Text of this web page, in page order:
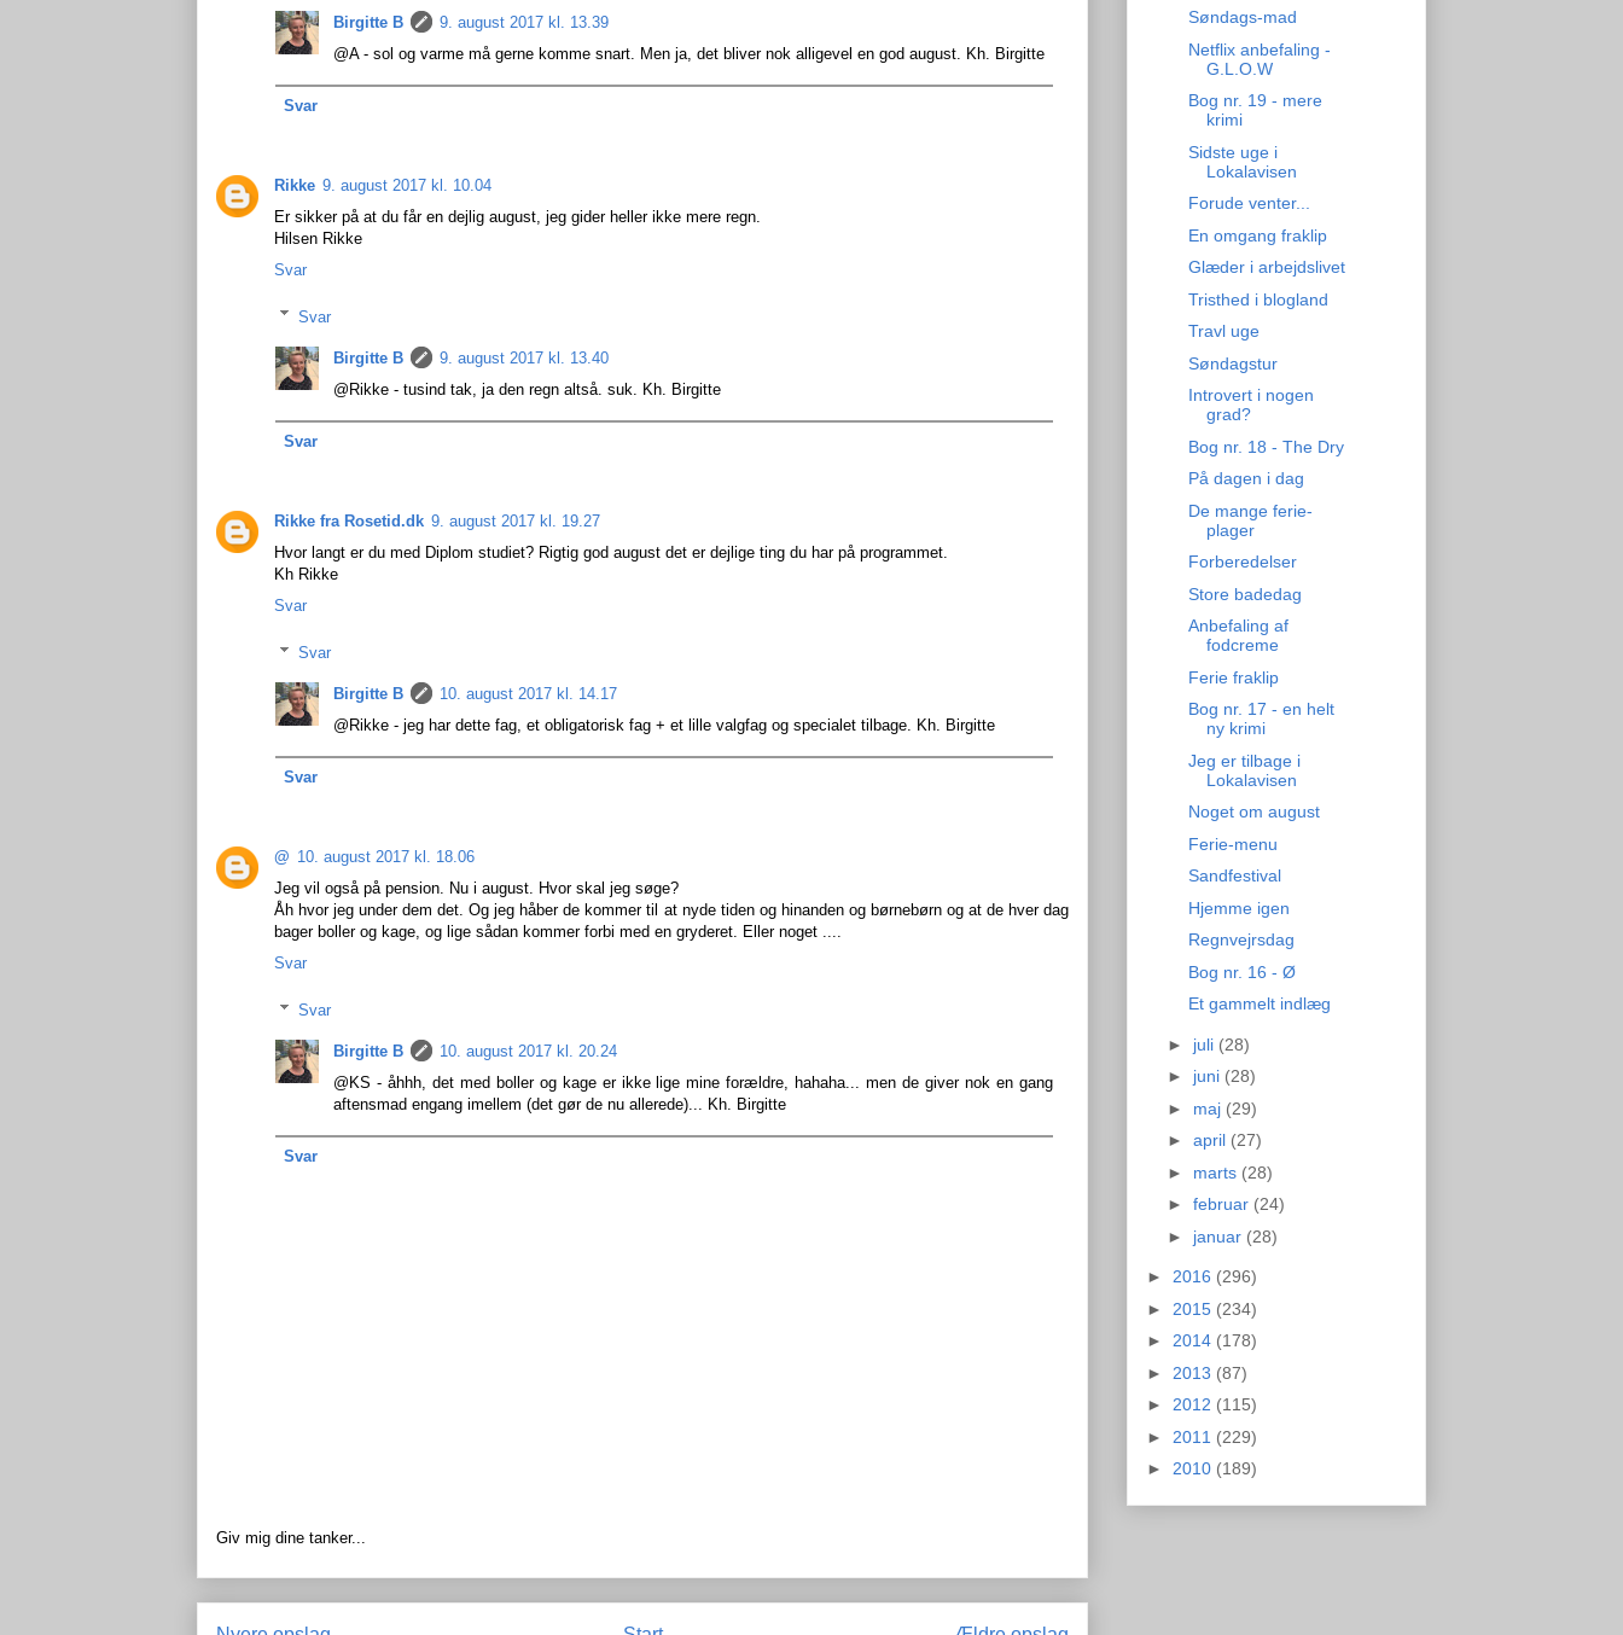
Birgitte B
9. august 2017 kl. 13.39
@A - sol og varme må gerne komme snart. Men ja, det bliver nok alligevel en god august. Kh. Birgitte
Svar
Rikke 9. august 2017 kl. 10.04
Er sikker på at du får en dejlig august, jeg gider heller ikke mere regn.
Hilsen Rikke
Svar
Svar
Birgitte B
9. august 2017 kl. 13.40
@Rikke - tusind tak, ja den regn altså. suk. Kh. Birgitte
Svar
Rikke fra Rosetid.dk 9. august 2017 kl. 19.27
Hvor langt er du med Diplom studiet? Rigtig god august det er dejlige ting du har på programmet.
Kh Rikke
Svar
Svar
Birgitte B
10. august 2017 kl. 14.17
@Rikke - jeg har dette fag, et obligatorisk fag + et lille valgfag og specialet tilbage. Kh. Birgitte
Svar
@ 10. august 2017 kl. 18.06
Jeg vil også på pension. Nu i august. Hvor skal jeg søge?
Åh hvor jeg under dem det. Og jeg håber de kommer til at nyde tiden og hinanden og børnebørn og at de hver dag
bager boller og kage, og lige sådan kommer forbi med en gryderet. Eller noget ....
Svar
Svar
Birgitte B
10. august 2017 kl. 20.24
@KS - åhhh, det med boller og kage er ikke lige mine forældre, hahaha... men de giver nok en gang
aftensmad engang imellem (det gør de nu allerede)... Kh. Birgitte
Svar
Giv mig dine tanker...
Søndags-mad
Netflix anbefaling -
G.L.O.W
Bog nr. 19 - mere
krimi
Sidste uge i
Lokalavisen
Forude venter...
En omgang fraklip
Glæder i arbejdslivet
Tristhed i blogland
Travl uge
Søndagstur
Introvert i nogen
grad?
Bog nr. 18 - The Dry
På dagen i dag
De mange ferie-
plager
Forberedelser
Store badedag
Anbefaling af
fodcreme
Ferie fraklip
Bog nr. 17 - en helt
ny krimi
Jeg er tilbage i
Lokalavisen
Noget om august
Ferie-menu
Sandfestival
Hjemme igen
Regnvejrsdag
Bog nr. 16 - Ø
Et gammelt indlæg
► juli (28)
► juni (28)
► maj (29)
► april (27)
► marts (28)
► februar (24)
► januar (28)
► 2016 (296)
► 2015 (234)
► 2014 (178)
► 2013 (87)
► 2012 (115)
► 2011 (229)
► 2010 (189)